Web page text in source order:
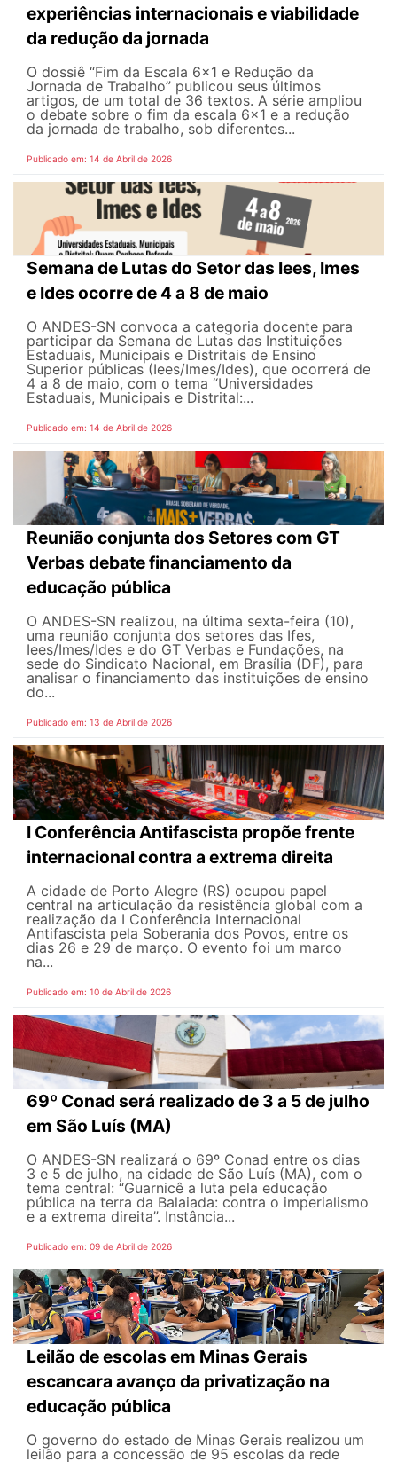
experiências internacionais e viabilidade
da redução da jornada
O dossiê “Fim da Escala 6×1 e Redução da
Jornada de Trabalho” publicou seus últimos
artigos, de um total de 36 textos. A série ampliou
o debate sobre o fim da escala 6x1 e a redução
da jornada de trabalho, sob diferentes...
Publicado em: 14 de Abril de 2026
Semana de Lutas do Setor das Iees, Imes
e Ides ocorre de 4 a 8 de maio
O ANDES-SN convoca a categoria docente para
participar da Semana de Lutas das Instituições
Estaduais, Municipais e Distritais de Ensino
Superior públicas (Iees/Imes/Ides), que ocorrerá de
4 a 8 de maio, com o tema “Universidades
Estaduais, Municipais e Distrital:...
Publicado em: 14 de Abril de 2026
Reunião conjunta dos Setores com GT
Verbas debate financiamento da
educação pública
O ANDES-SN realizou, na última sexta-feira (10),
uma reunião conjunta dos setores das Ifes,
Iees/Imes/Ides e do GT Verbas e Fundações, na
sede do Sindicato Nacional, em Brasília (DF), para
analisar o financiamento das instituições de ensino
do...
Publicado em: 13 de Abril de 2026
I Conferência Antifascista propõe frente
internacional contra a extrema direita
A cidade de Porto Alegre (RS) ocupou papel
central na articulação da resistência global com a
realização da I Conferência Internacional
Antifascista pela Soberania dos Povos, entre os
dias 26 e 29 de março. O evento foi um marco
na...
Publicado em: 10 de Abril de 2026
69º Conad será realizado de 3 a 5 de julho
em São Luís (MA)
O ANDES-SN realizará o 69º Conad entre os dias
3 e 5 de julho, na cidade de São Luís (MA), com o
tema central: “Guarnicê a luta pela educação
pública na terra da Balaiada: contra o imperialismo
e a extrema direita”. Instância...
Publicado em: 09 de Abril de 2026
Leilão de escolas em Minas Gerais
escancara avanço da privatização na
educação pública
O governo do estado de Minas Gerais realizou um
leilão para a concessão de 95 escolas da rede